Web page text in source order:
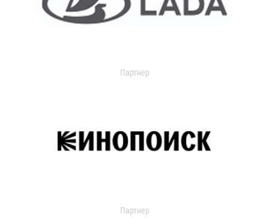
Партнер
Партнер